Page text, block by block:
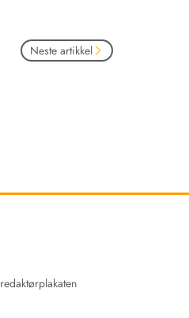
Neste artikkel
redaktørplakaten